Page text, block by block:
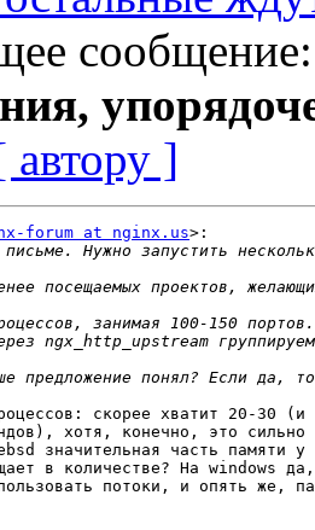
автору ]
forum at nginx.us>:
скорее хватит 20-30 (и
хотя, конечно, это сильно
значительная часть памяти у
в количестве? На windows
потоки, и опять же,